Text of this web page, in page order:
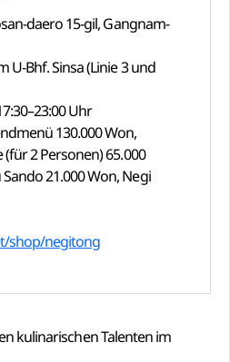
daero 15-gil, Gangnam-
U-Bhf. Sinsa (Linie 3 und
Uhr
130.000 Won,
2 Personen) 65.000
21.000 Won, Negi
shop/negitong
kulinarischen Talenten im